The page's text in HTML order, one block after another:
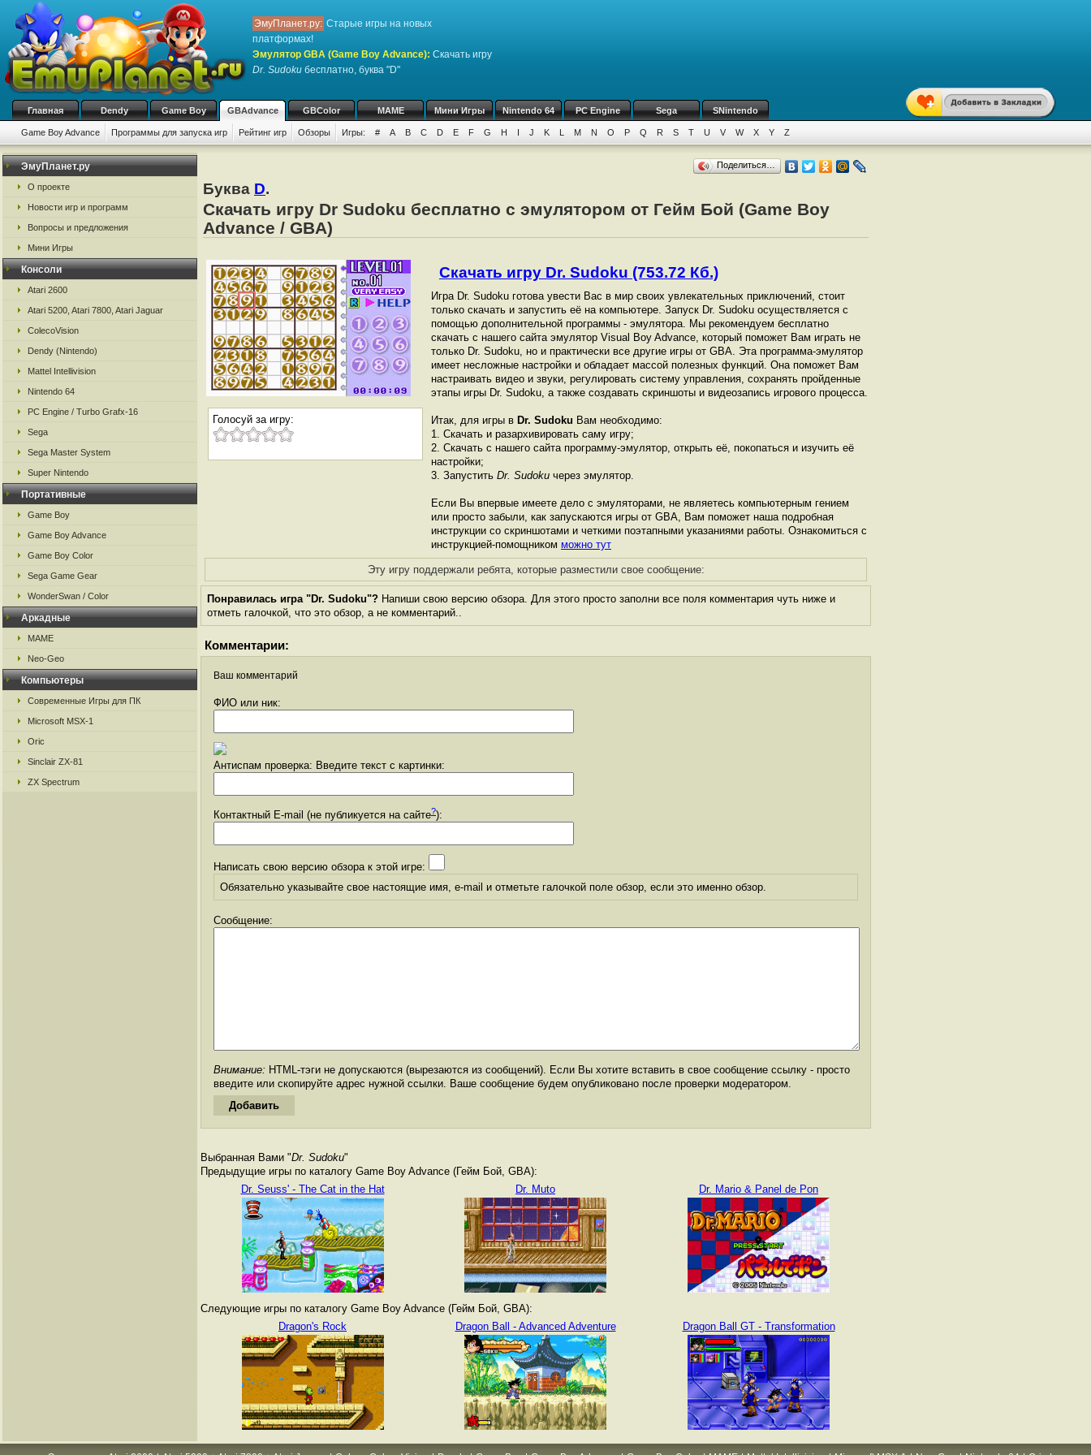
ЭмуПланет.ру: Старые игры на новых
платформах!
Эмулятор GBA (Game Boy Advance): Скачать игру
Dr. Sudoku бесплатно, буква "D"
Главная Dendy Game Boy GBAdvance GBColor MAME Мини Игры Nintendo 64 PC Engine Sega SNintendo
Game Boy Advance Программы для запуска игр Рейтинг игр Обзоры Игры: # A B C D E F G H I J K L M N O P Q R S T U V W X Y Z
ЭмуПланет.ру
О проекте
Новости игр и программ
Вопросы и предложения
Мини Игры
Консоли
Atari 2600
Atari 5200, Atari 7800, Atari Jaguar
ColecoVision
Dendy (Nintendo)
Mattel Intellivision
Nintendo 64
PC Engine / Turbo Grafx-16
Sega
Sega Master System
Super Nintendo
Портативные
Game Boy
Game Boy Advance
Game Boy Color
Sega Game Gear
WonderSwan / Color
Аркадные
MAME
Neo-Geo
Компьютеры
Современные Игры для ПК
Microsoft MSX-1
Oric
Sinclair ZX-81
ZX Spectrum
Поделиться…
Буква D.
Скачать игру Dr Sudoku бесплатно с эмулятором от Гейм Бой (Game Boy
Advance / GBA)
Голосуй за игру:
Скачать игру Dr. Sudoku (753.72 Кб.)
Игра Dr. Sudoku готова увести Вас в мир своих увлекательных приключений, стоит
только скачать и запустить её на компьютере. Запуск Dr. Sudoku осуществляется с
помощью дополнительной программы - эмулятора. Мы рекомендуем бесплатно
скачать с нашего сайта эмулятор Visual Boy Advance, который поможет Вам играть не
только Dr. Sudoku, но и практически все другие игры от GBА. Эта программа-эмулятор
имеет несложные настройки и обладает массой полезных функций. Она поможет Вам
настраивать видео и звуки, регулировать систему управления, сохранять пройденные
этапы игры Dr. Sudoku, а также создавать скриншоты и видеозапись игрового процесса.
Итак, для игры в Dr. Sudoku Вам необходимо:
1. Скачать и разархивировать саму игру;
2. Скачать с нашего сайта программу-эмулятор, открыть её, покопаться и изучить её
настройки;
3. Запустить Dr. Sudoku через эмулятор.
Если Вы впервые имеете дело с эмуляторами, не являетесь компьютерным гением
или просто забыли, как запускаются игры от GBА, Вам поможет наша подробная
инструкции со скриншотами и четкими поэтапными указаниями работы. Ознакомиться с
инструкцией-помощником можно тут
Эту игру поддержали ребята, которые разместили свое сообщение:
Понравилась игра "Dr. Sudoku"? Напиши свою версию обзора. Для этого просто заполни все поля комментария чуть ниже и
отметь галочкой, что это обзор, а не комментарий..
Комментарии:
Ваш комментарий
ФИО или ник:
Антиспам проверка: Введите текст с картинки:
Контактный E-mail (не публикуется на сайте?):
Написать свою версию обзора к этой игре:
Обязательно указывайте свое настоящие имя, e-mail и отметьте галочкой поле обзор, если это именно обзор.
Сообщение:
Внимание: HTML-тэги не допускаются (вырезаются из сообщений). Если Вы хотите вставить в свое сообщение ссылку - просто
введите или скопируйте адрес нужной ссылки. Ваше сообщение будем опубликовано после проверки модератором.
Выбранная Вами "Dr. Sudoku"
Предыдущие игры по каталогу Game Boy Advance (Гейм Бой, GBA):
Dr. Seuss' - The Cat in the Hat
Dr. Muto Dr. Mario & Panel de Pon
Следующие игры по каталогу Game Boy Advance (Гейм Бой, GBA):
Dragon's Rock
Dragon Ball - Advanced Adventure Dragon Ball GT - Transformation